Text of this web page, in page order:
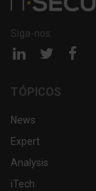
Siga-nos:
Página Página
TÓPICOS
News
Expert
Analysis
iTech